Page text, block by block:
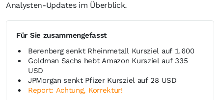
Analysten-Updates im Überblick.
Für Sie zusammengefasst
Berenberg senkt Rheinmetall Kursziel auf 1.600
Goldman Sachs hebt Amazon Kursziel auf 335
USD
JPMorgan senkt Pfizer Kursziel auf 28 USD
Report: Achtung, Korrektur!